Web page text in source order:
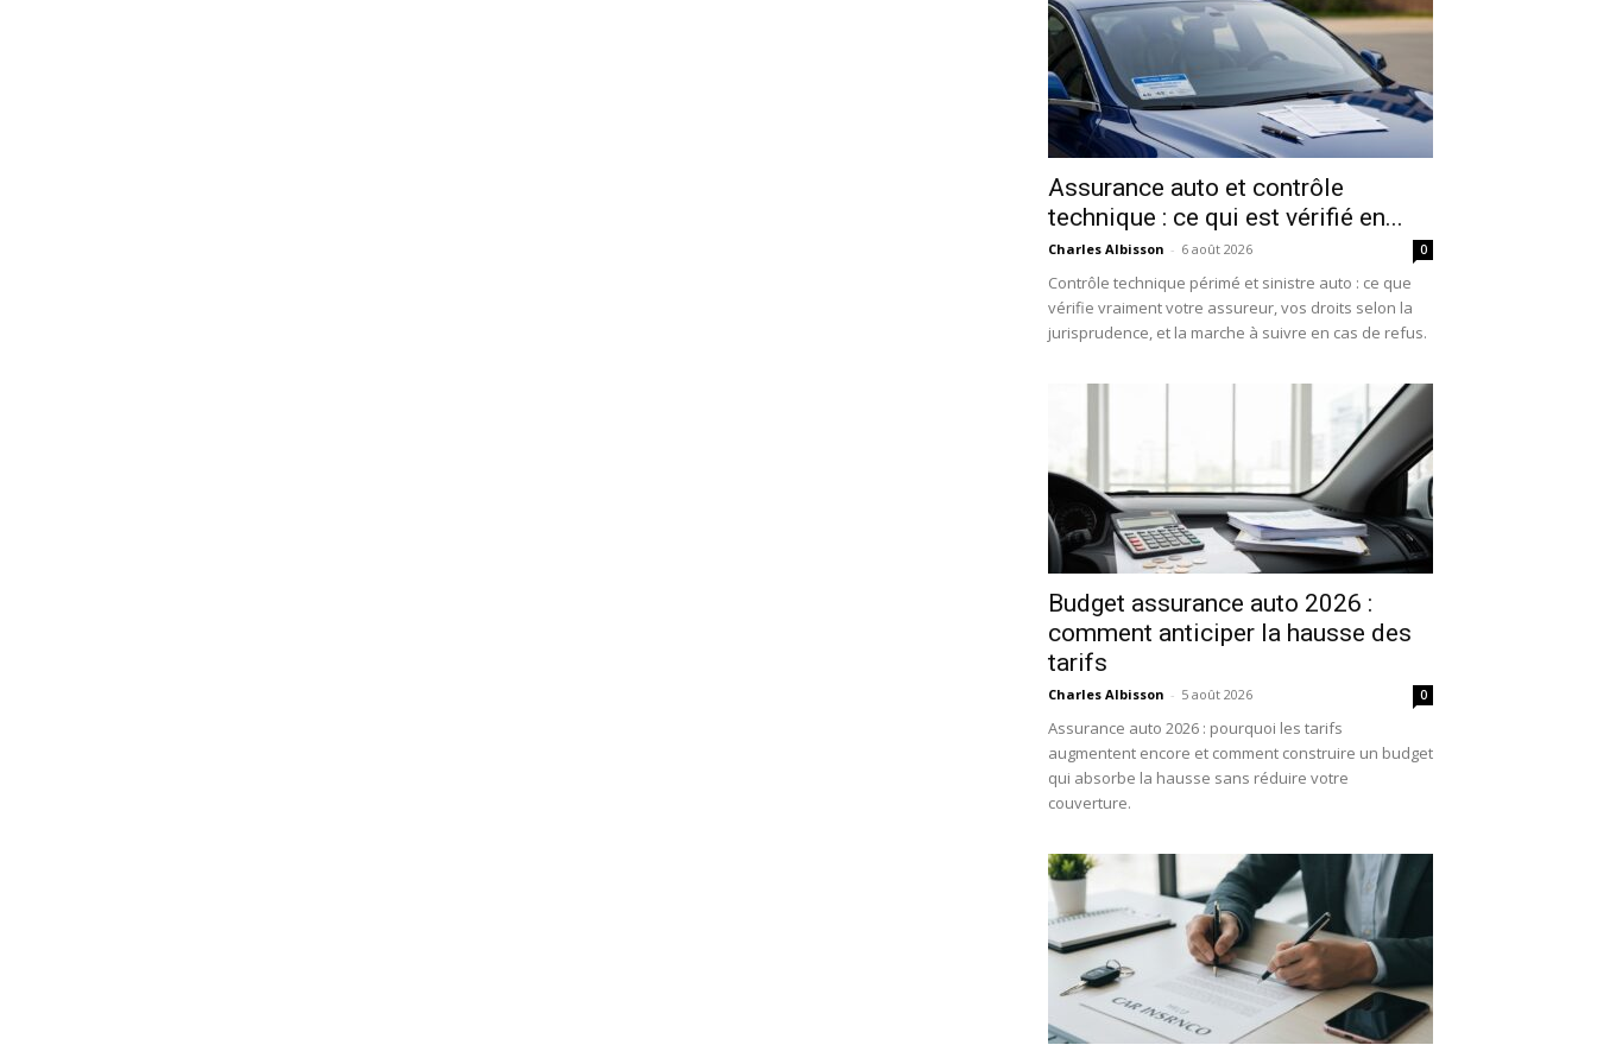
Assurance auto et contrôle
technique : ce qui est vérifié en...
Charles Albisson - 6 août 2026 0
Contrôle technique périmé et sinistre auto : ce que
vérifie vraiment votre assureur, vos droits selon la
jurisprudence, et la marche à suivre en cas de refus.
Budget assurance auto 2026 :
comment anticiper la hausse des
tarifs
Charles Albisson - 5 août 2026 0
Assurance auto 2026 : pourquoi les tarifs
augmentent encore et comment construire un budget
qui absorbe la hausse sans réduire votre
couverture.